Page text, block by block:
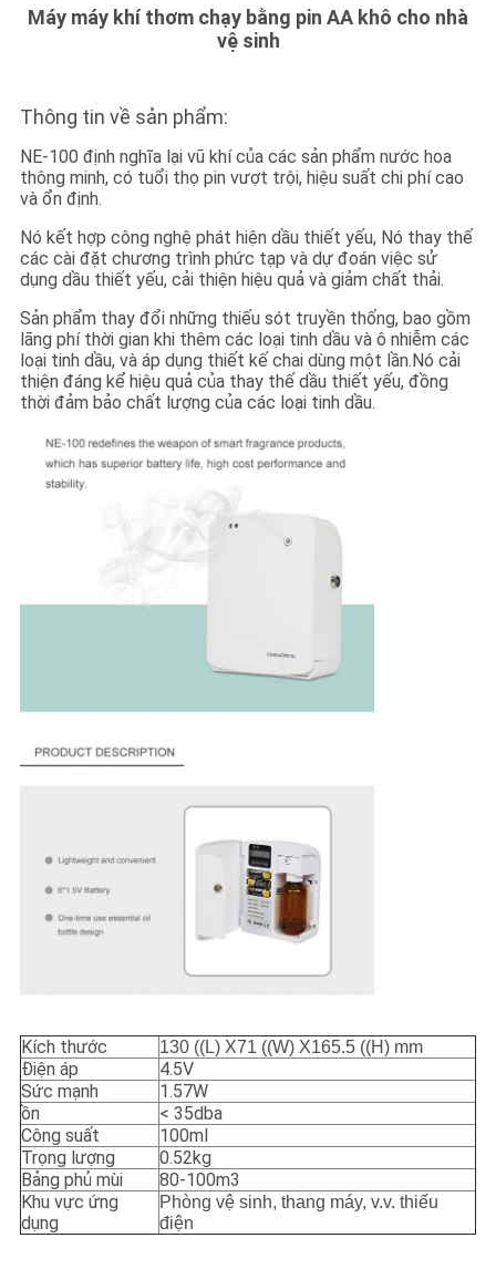
YÊU
BÁO
SƠ
ĐỒ
TRANG
WEB
CHÍNH
SÁCH
BẢO
Máy máy khí thơm chạy bằng pin AA khô cho nhà
vệ sinh
Thông tin về sản phẩm:
NE-100 định nghĩa lại vũ khí của các sản phẩm nước hoa
thông minh, có tuổi thọ pin vượt trội, hiệu suất chi phí cao
và ổn định.
Nó kết hợp công nghệ phát hiện dầu thiết yếu, Nó thay thế
các cài đặt chương trình phức tạp và dự đoán việc sử
dụng dầu thiết yếu, cải thiện hiệu quả và giảm chất thải.
Sản phẩm thay đổi những thiếu sót truyền thống, bao gồm
lãng phí thời gian khi thêm các loại tinh dầu và ô nhiễm các
loại tinh dầu, và áp dụng thiết kế chai dùng một lần.Nó cải
thiện đáng kể hiệu quả của thay thế dầu thiết yếu, đồng
thời đảm bảo chất lượng của các loại tinh dầu.
Kích thước 130 ((L) X71 ((W) X165.5 ((H) mm
Điện áp
4.5V
Sức mạnh
1.57W
ồn
< 35dba
Công suất
100ml
Trọng lượng
0.52kg
Bảng phủ mùi
80-100m3
Khu vực ứng
dụng
Phòng vệ sinh, thang máy, v.v. thiếu
điện